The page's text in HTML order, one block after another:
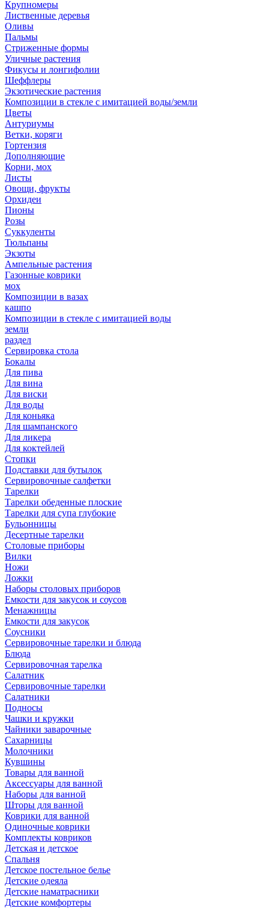
Крупномеры
Лиственные деревья
Оливы
Пальмы
Стриженные формы
Уличные растения
Фикусы и лонгифолии
Шеффлеры
Экзотические растения
Композиции в стекле с имитацией воды/земли
Цветы
Антуриумы
Ветки, коряги
Гортензия
Дополняющие
Корни, мох
Листы
Овощи, фрукты
Орхидеи
Пионы
Розы
Суккуленты
Тюльпаны
Экзоты
Ампельные растения
Газонные коврики
мох
Композиции в вазах
кашпо
Композиции в стекле с имитацией воды
земли
раздел
Сервировка стола
Бокалы
Для пива
Для вина
Для виски
Для воды
Для коньяка
Для шампанского
Для ликера
Для коктейлей
Стопки
Подставки для бутылок
Сервировочные салфетки
Тарелки
Тарелки обеденные плоские
Тарелки для супа глубокие
Бульонницы
Десертные тарелки
Столовые приборы
Вилки
Ножи
Ложки
Наборы столовых приборов
Емкости для закусок и соусов
Менажницы
Емкости для закусок
Соусники
Сервировочные тарелки и блюда
Блюда
Сервировочная тарелка
Салатник
Сервировочные тарелки
Салатники
Подносы
Чашки и кружки
Чайники заварочные
Сахарницы
Молочники
Кувшины
Товары для ванной
Аксессуары для ванной
Наборы для ванной
Шторы для ванной
Коврики для ванной
Одиночные коврики
Комплекты ковриков
Детская и детское
Спальня
Детское постельное белье
Детские одеяла
Детские наматрасники
Детские комфортеры